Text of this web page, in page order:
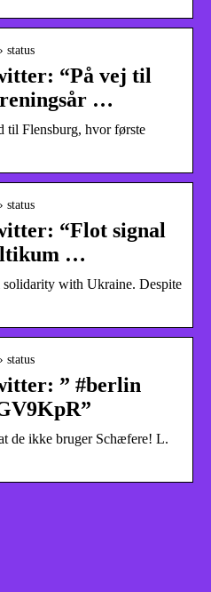
status
“På vej til
…
til Flensburg, hvor første
status
“Flot signal
…
with Ukraine. Despite
status
” #berlin
de ikke bruger Schæfere! L.